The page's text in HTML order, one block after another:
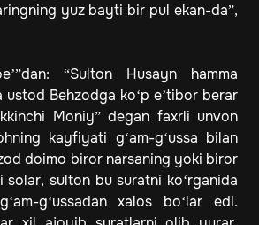
yuz bayti bir pul ekan-da”,
“Sulton Husayn hamma
ustod Behzodga ko‘p e’tibor berar
Moniy” degan faxrli unvon
kayfiyati g‘am-g‘ussa bilan
doimo biror narsaning yoki biror
solar, sulton bu suratni ko‘rganida
g‘ussadan xalos bo‘lar edi.